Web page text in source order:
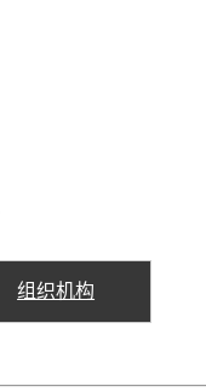
组织机构